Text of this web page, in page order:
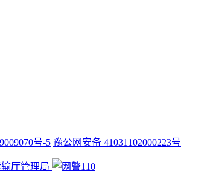
号-5 豫公网安备 41031102000223号